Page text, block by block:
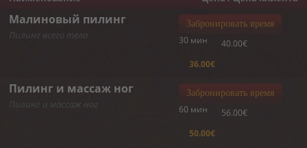
Малиновый пилинг
Пилинг всего тела
Забронировать время
30 мин
40.00€
36.00€
Пилинг и массаж ног
Пилинг и массаж ног
Забронировать время
60 мин
56.00€
50.00€